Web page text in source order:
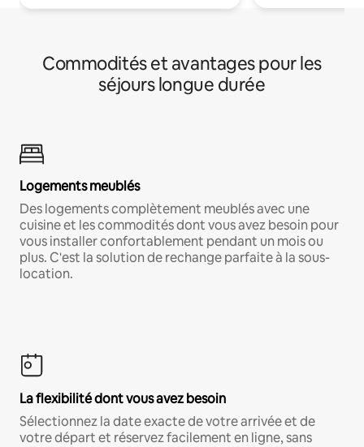
Commodités et avantages pour les
séjours longue durée
Logements meublés
Des logements complètement meublés avec une
cuisine et les commodités dont vous avez besoin pour
vous installer confortablement pendant un mois ou
plus. C'est la solution de rechange parfaite à la sous-
location.
La flexibilité dont vous avez besoin
Sélectionnez la date exacte de votre arrivée et de
votre départ et réservez facilement en ligne, sans